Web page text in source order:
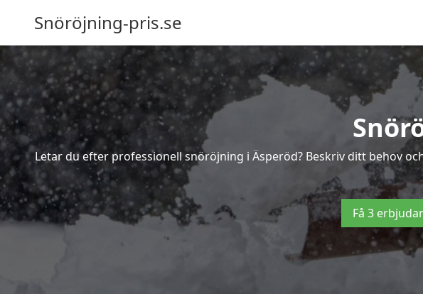
Snöröjning-pris.se
Letar du efter professionell snöröjning i Äsperöd? Beskriv ditt behov
Få 3